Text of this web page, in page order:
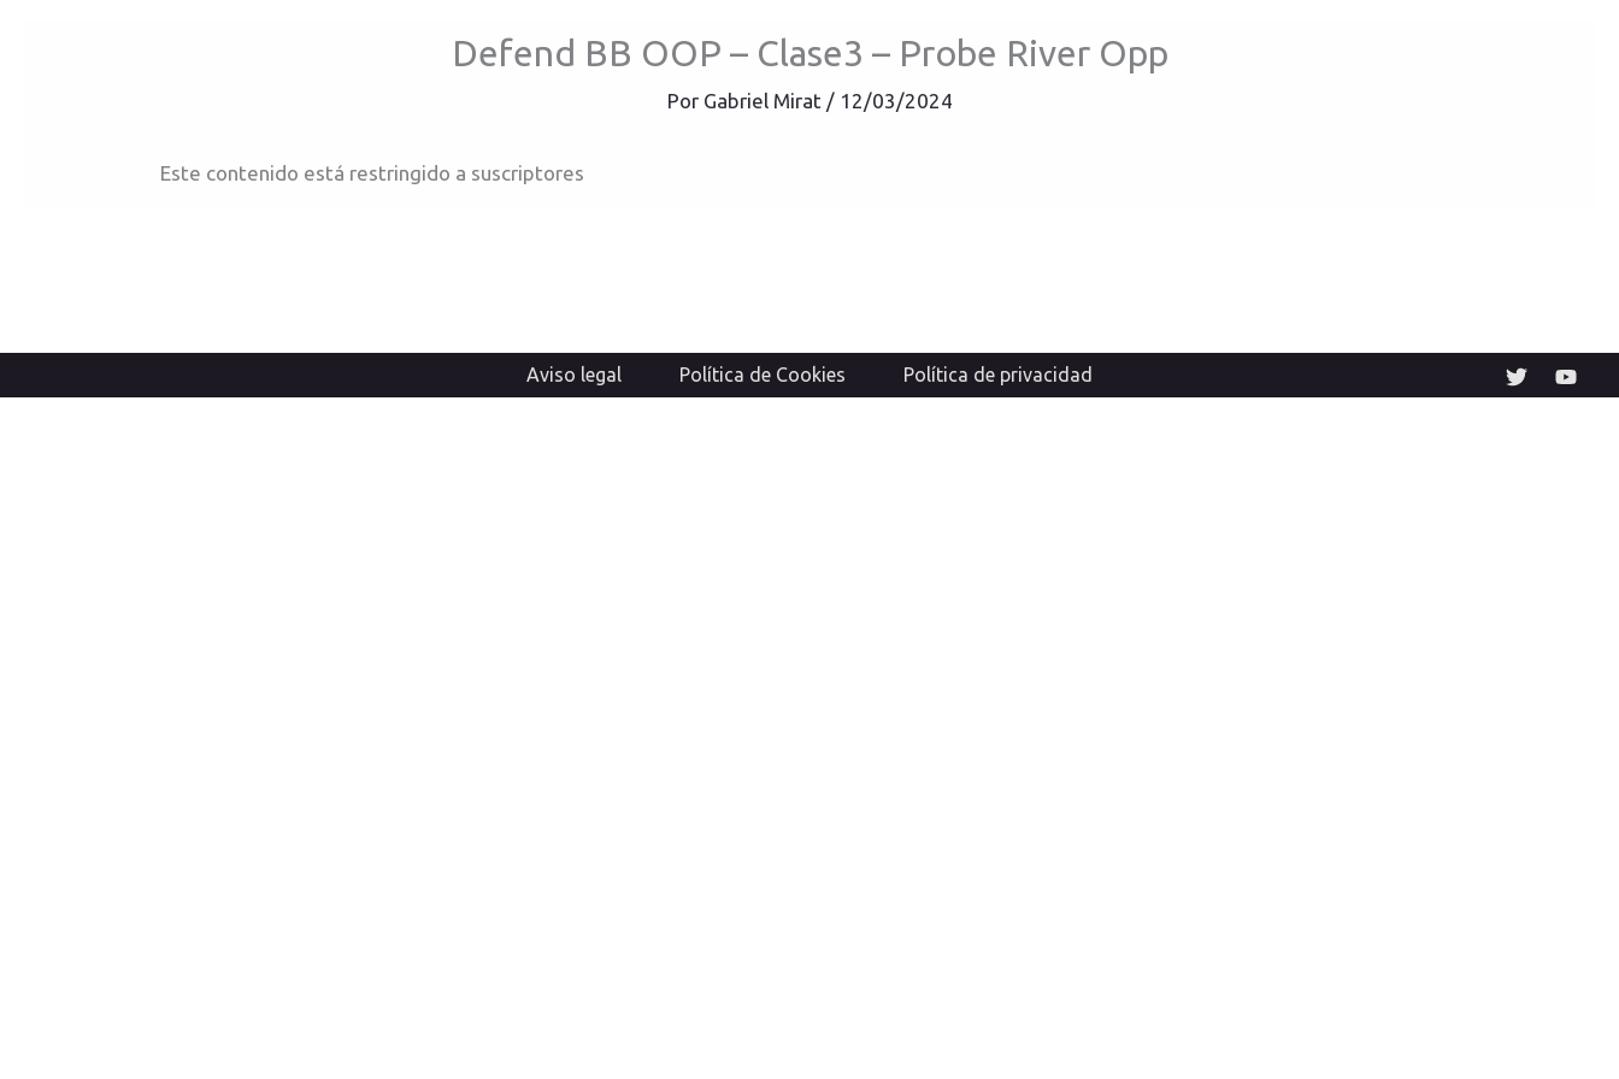
Defend BB OOP – Clase3 – Probe River Opp
Por Gabriel Mirat / 12/03/2024
Este contenido está restringido a suscriptores
Aviso legal Política de Cookies Política de privacidad